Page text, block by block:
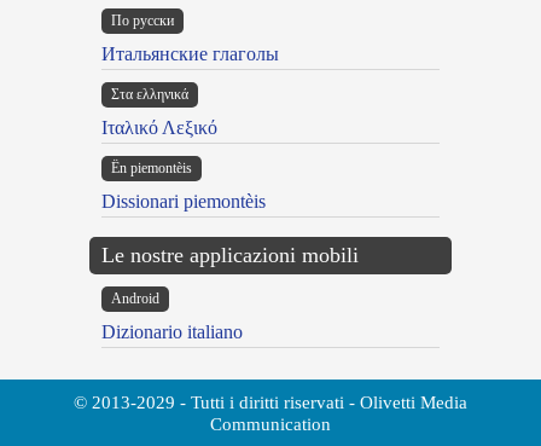
По русски
Итальянские глаголы
Στα ελληνικά
Ιταλικό Λεξικό
Ën piemontèis
Dissionari piemontèis
Le nostre applicazioni mobili
Android
Dizionario italiano
© 2013-2029 - Tutti i diritti riservati - Olivetti Media
Communication